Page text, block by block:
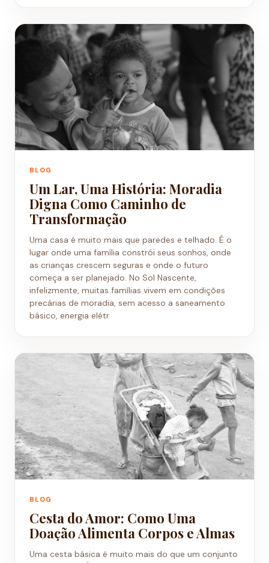
BLOG
Um Lar, Uma História: Moradia
Digna Como Caminho de
Transformação
Uma casa é muito mais que paredes e telhado. É o
lugar onde uma família constrói seus sonhos, onde
as crianças crescem seguras e onde o futuro
começa a ser planejado. No Sol Nascente,
infelizmente, muitas famílias vivem em condições
precárias de moradia, sem acesso a saneamento
básico, energia elétr
BLOG
Cesta do Amor: Como Uma
Doação Alimenta Corpos e Almas
Uma cesta básica é muito mais do que um conjunto